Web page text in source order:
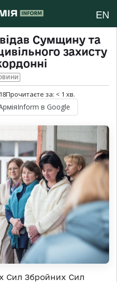
EN
Сумщину та
захисту
Прочитаєте за: < 1 хв.
в Google
Сил Збройних Сил